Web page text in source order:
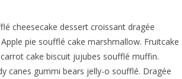
cheesecake dessert croissant dragée
pie soufflé cake marshmallow. Fruitcake
cake biscuit jujubes soufflé muffin.
canes gummi bears jelly-o soufflé. Dragée